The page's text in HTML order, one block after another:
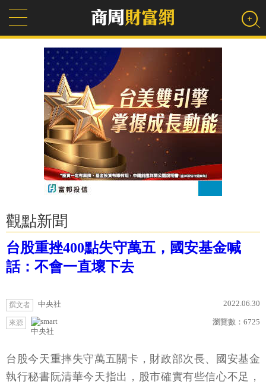
觀點新聞
台股重挫400點失守萬五，國安基金喊
話：不會一直壞下去
撰文者 中央社 2022.06.30
來源
中央社
瀏覽數： 6725
台股今天重摔失守萬五關卡，財政部次長、國安基金
執行秘書阮清華今天指出，股市確實有些信心不足，